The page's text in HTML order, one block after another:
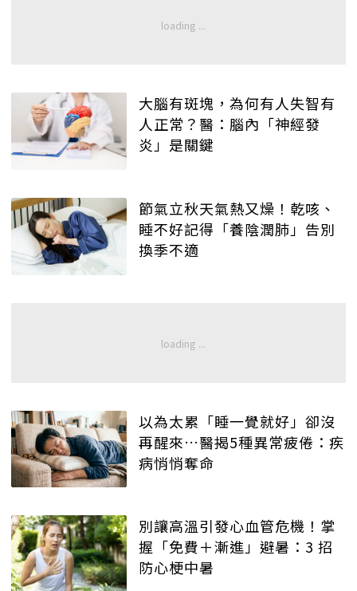
大腦有斑塊，為何有人失智有
人正常？醫：腦內「神經發
炎」是關鍵
節氣立秋天氣熱又燥！乾咳、
睡不好記得「養陰潤肺」告別
換季不適
以為太累「睡一覺就好」卻沒
再醒來…醫揭5種異常疲倦：疾
病悄悄奪命
別讓高溫引發心血管危機！掌
握「免費＋漸進」避暑：3 招
防心梗中暑